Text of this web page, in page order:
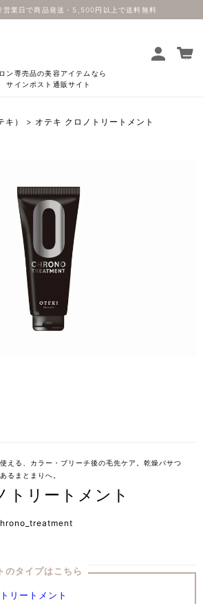
営業日で商品発送・5,500円以上で送料無料
ン専売品の美容アイテムなら
サインポスト通販サイト
） オテキ クロノトリートメント
える、カラー・ブリーチ後の毛先ケア。乾燥パサつ
るまとまりへ。
トリートメント
のタイプはこちら
リートメント